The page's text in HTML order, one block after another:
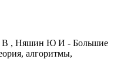
В , Няшин Ю И - Большие
алгоритмы,